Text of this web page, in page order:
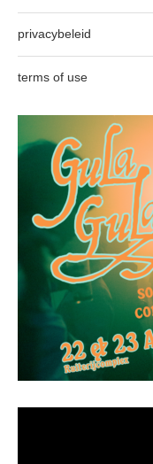
privacybeleid
terms of use